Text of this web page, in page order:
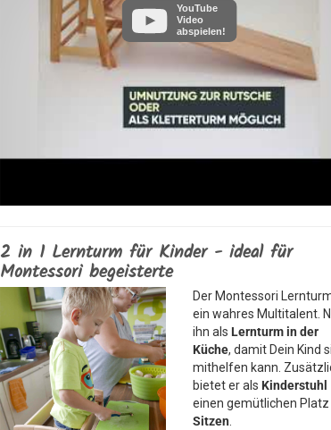
YouTube
Video
abspielen!
2 in 1 Lernturm für Kinder - ideal für
Montessori begeisterte
Der Montessori
ein wahres Multitalent.
ihn als Lernturm in der
Küche, damit Dein Kind
mithelfen kann.
bietet er als Kinderstuhl
einen gemütlichen Platz
Sitzen